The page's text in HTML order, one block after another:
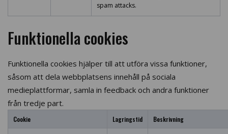
spam attacks.
Funktionella cookies
Funktionella cookies hjälper till att utföra vissa funktioner,
såsom att dela webbplatsens innehåll på sociala
medieplattformar, samla in feedback och andra funktioner
från tredje part.
Cookie Lagringstid Beskrivning